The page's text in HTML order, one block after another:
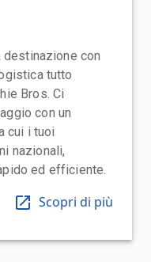
destinazione con
tutto
Bros. Ci
con un
cui i tuoi
nazionali,
ed efficiente.
Scopri di più